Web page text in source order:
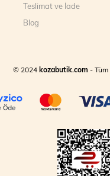
Teslimat ve İade
Blog
© 2024kozabutik.com - Tüm